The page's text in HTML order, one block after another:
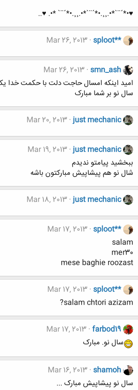
♥•*´¨`*•.¸¸.•*´¨`*•.¸¸.•*´¨` *•. ♥..
sploot**
Mar 26, 2013
smn_ash
Mar 26, 2013
امید اینکه امسال حاجت دلت با حکمت خدا
سال نو بر شما مبارک
just mechanic
Mar 20, 2013
just mechanic
Mar 19, 2013
ببخشید پیامتو ندیدم
شال نو هم پیشاپیش مبارکتون باشه
just mechanic
Mar 18, 2013
sploot**
Mar 17, 2013
salam
mer30
mese baghie roozast
sploot**
Mar 17, 2013
salam chtori azizam?
farbod19
Mar 17, 2013
سال نو. مبارک
shamoh
Mar 16, 2013
سال نو پیشاپیش مبارک ...